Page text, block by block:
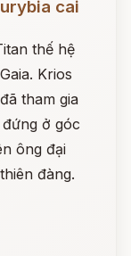
cai
thế hệ
Krios
tham gia
ở góc
ông đại
đàng.